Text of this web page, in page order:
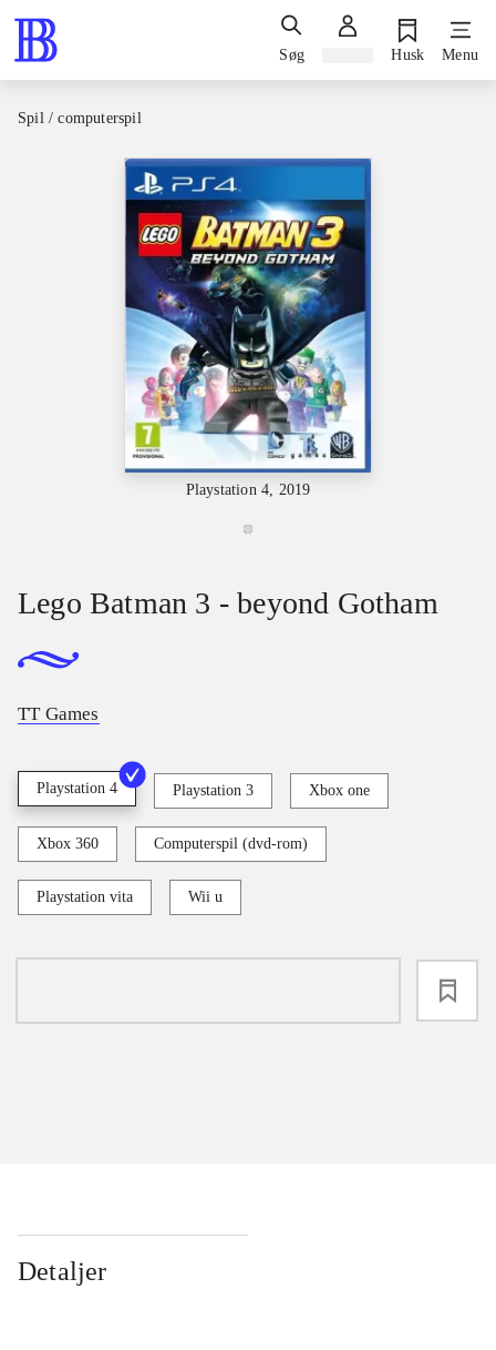
Søg Husk Menu
Spil / computerspil
Playstation 4, 2019
Lego Batman 3 - beyond Gotham
TT Games
Playstation 4 Playstation 3 Xbox one
Xbox 360 Computerspil (dvd-rom)
Playstation vita Wii u
Detaljer